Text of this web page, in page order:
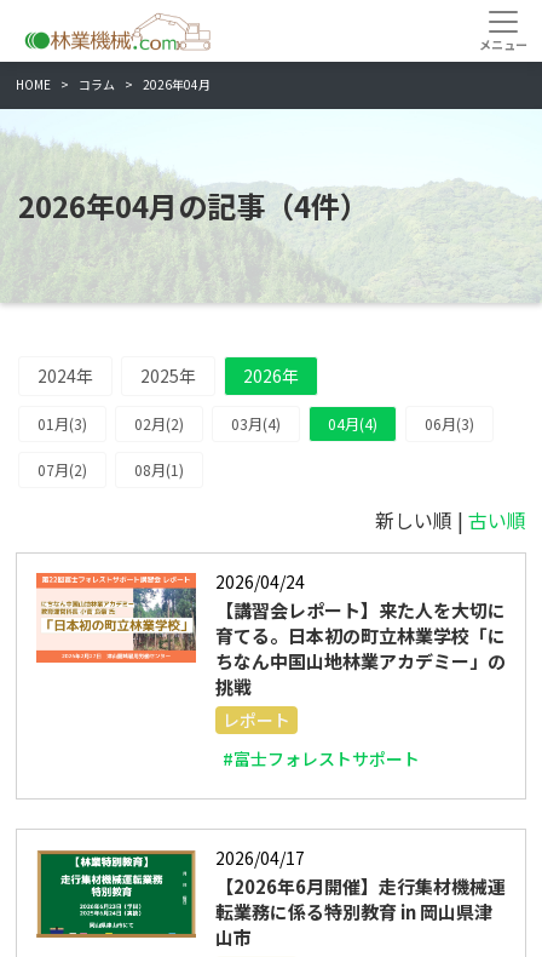
HOME コラム 2026年04月
2026年04月の記事（4件）
2024年 2025年 2026年
01月(3) 02月(2) 03月(4) 04月(4) 06月(3)
07月(2) 08月(1)
新しい順 | 古い順
2026/04/24
【講習会レポート】来た人を大切に
育てる。日本初の町立林業学校「に
ちなん中国山地林業アカデミー」の
挑戦
レポート
#富士フォレストサポート
2026/04/17
【2026年6月開催】走行集材機械運
転業務に係る特別教育 in 岡山県津
山市